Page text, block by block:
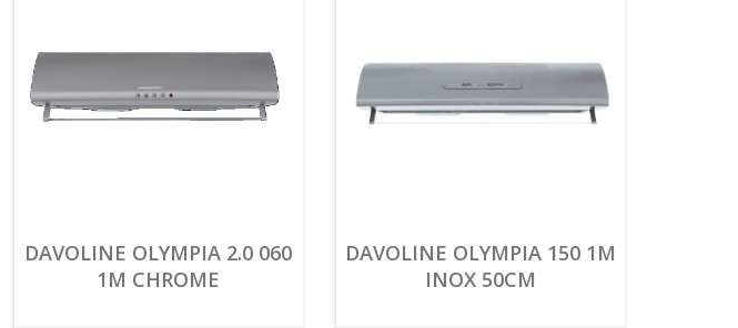
DAVOLINE OLYMPIA 2.0 060
1M CHROME
DAVOLINE OLYMPIA 150 1M
INOX 50CM